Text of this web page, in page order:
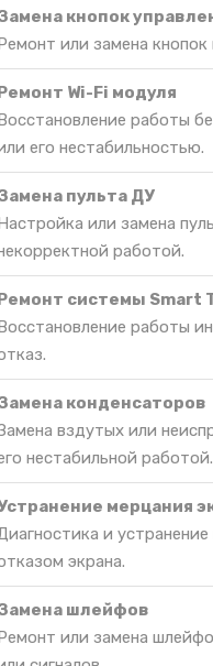
кнопок
или замена
Wi-Fi модуля
работы
его нестабильностью.
пульта ДУ
или замена
работой.
системы Smart
работы
конденсаторов
вздутых или
нестабильной работой.
мерцания
и
экрана.
шлейфов
или замена